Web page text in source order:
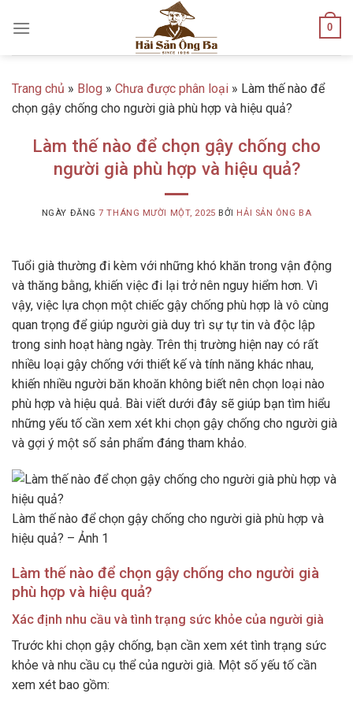
0
Trang chủ » Blog » Chưa được phân loại » Làm thế nào để
chọn gậy chống cho người già phù hợp và hiệu quả?
Làm thế nào để chọn gậy chống cho
người già phù hợp và hiệu quả?
NGÀY ĐĂNG7 THÁNG MƯỜI MỘT, 2025 BỞI HẢI SẢN ÔNG BA
Tuổi già thường đi kèm với những khó khăn trong vận động
và thăng bằng, khiến việc đi lại trở nên nguy hiểm hơn. Vì
vậy, việc lựa chọn một chiếc gậy chống phù hợp là vô cùng
quan trọng để giúp người già duy trì sự tự tin và độc lập
trong sinh hoạt hàng ngày. Trên thị trường hiện nay có rất
nhiều loại gậy chống với thiết kế và tính năng khác nhau,
khiến nhiều người băn khoăn không biết nên chọn loại nào
phù hợp và hiệu quả. Bài viết dưới đây sẽ giúp bạn tìm hiểu
những yếu tố cần xem xét khi chọn gậy chống cho người già
và gợi ý một số sản phẩm đáng tham khảo.
Làm thế nào để chọn gậy chống cho người già phù hợp và
hiệu quả? – Ảnh 1
Làm thế nào để chọn gậy chống cho người già
phù hợp và hiệu quả?
Xác định nhu cầu và tình trạng sức khỏe của người già
Trước khi chọn gậy chống, bạn cần xem xét tình trạng sức
khỏe và nhu cầu cụ thể của người già. Một số yếu tố cần
xem xét bao gồm: